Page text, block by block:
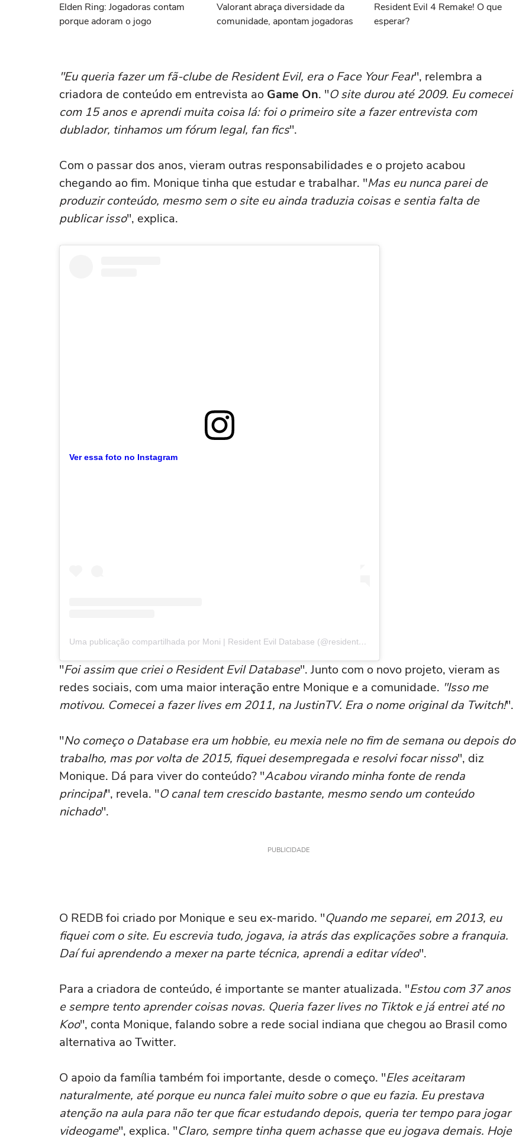
Elden Ring: Jogadoras contam
porque adoram o jogo
Valorant abraça diversidade da
comunidade, apontam jogadoras
Resident Evil 4 Remake! O que
esperar?
"Eu queria fazer um fã-clube de Resident Evil, era o Face Your Fear", relembra a
criadora de conteúdo em entrevista ao Game On. "O site durou até 2009. Eu comecei
com 15 anos e aprendi muita coisa lá: foi o primeiro site a fazer entrevista com
dublador, tinhamos um fórum legal, fan fics".
Com o passar dos anos, vieram outras responsabilidades e o projeto acabou
chegando ao fim. Monique tinha que estudar e trabalhar. "Mas eu nunca parei de
produzir conteúdo, mesmo sem o site eu ainda traduzia coisas e sentia falta de
publicar isso", explica.
Ver essa foto no Instagram
Uma publicação compartilhada por Moni | Resident Evil Database (@residentevildatabase)
"Foi assim que criei o Resident Evil Database". Junto com o novo projeto, vieram as
redes sociais, com uma maior interação entre Monique e a comunidade. "Isso me
motivou. Comecei a fazer lives em 2011, na JustinTV. Era o nome original da Twitch!".
"No começo o Database era um hobbie, eu mexia nele no fim de semana ou depois do
trabalho, mas por volta de 2015, fiquei desempregada e resolvi focar nisso", diz
Monique. Dá para viver do conteúdo? "Acabou virando minha fonte de renda
principal", revela. "O canal tem crescido bastante, mesmo sendo um conteúdo
nichado".
PUBLICIDADE
O REDB foi criado por Monique e seu ex-marido. "Quando me separei, em 2013, eu
fiquei com o site. Eu escrevia tudo, jogava, ia atrás das explicações sobre a franquia.
Daí fui aprendendo a mexer na parte técnica, aprendi a editar vídeo".
Para a criadora de conteúdo, é importante se manter atualizada. "Estou com 37 anos
e sempre tento aprender coisas novas. Queria fazer lives no Tiktok e já entrei até no
Koo", conta Monique, falando sobre a rede social indiana que chegou ao Brasil como
alternativa ao Twitter.
O apoio da família também foi importante, desde o começo. "Eles aceitaram
naturalmente, até porque eu nunca falei muito sobre o que eu fazia. Eu prestava
atenção na aula para não ter que ficar estudando depois, queria ter tempo para jogar
videogame", explica. "Claro, sempre tinha quem achasse que eu jogava demais. Hoje